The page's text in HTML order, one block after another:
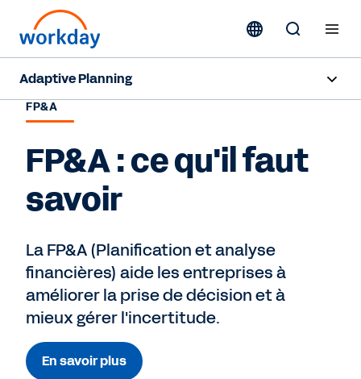
Adaptive Planning
Aperçu
Capacités d'IA
Produits
Ressources
Tarification
FP&A
FP&A : ce qu'il faut
savoir
La FP&A (Planification et analyse
financières) aide les entreprises à
améliorer la prise de décision et à
mieux gérer l'incertitude.
En savoir plus